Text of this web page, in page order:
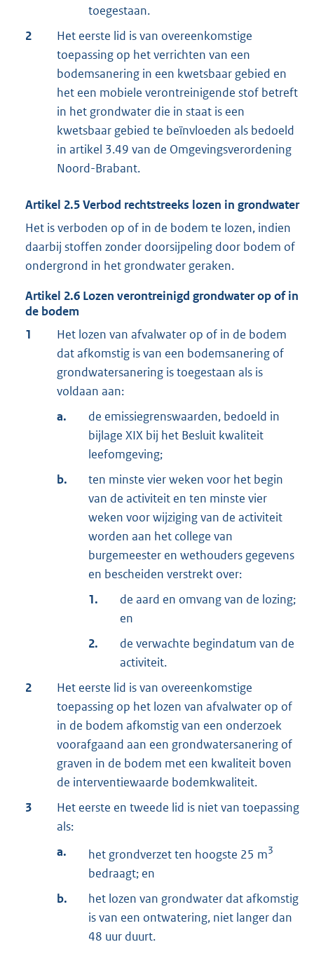
toegestaan.
2
Het eerste lid is van overeenkomstige
toepassing op het verrichten van een
bodemsanering in een kwetsbaar gebied en
het een mobiele verontreinigende stof betreft
in het grondwater die in staat is een
kwetsbaar gebied te beïnvloeden als bedoeld
in artikel 3.49 van de Omgevingsverordening
Noord-Brabant.
Artikel 2.5Verbod rechtstreeks lozen in grondwater
Het is verboden op of in de bodem te lozen, indien
daarbij stoffen zonder doorsijpeling door bodem of
ondergrond in het grondwater geraken.
Artikel 2.6 Lozen verontreinigd grondwater op of in
de bodem
1
Het lozen van afvalwater op of in de bodem
dat afkomstig is van een bodemsanering of
grondwatersanering is toegestaan als is
voldaan aan:
a.
de emissiegrenswaarden, bedoeld in
bijlage XIX bij het Besluit kwaliteit
leefomgeving;
b.
ten minste vier weken voor het begin
van de activiteit en ten minste vier
weken voor wijziging van de activiteit
worden aan het college van
burgemeester en wethouders gegevens
en bescheiden verstrekt over:
1.
de aard en omvang van de lozing;
en
2.
de verwachte begindatum van de
activiteit.
2
Het eerste lid is van overeenkomstige
toepassing op het lozen van afvalwater op of
in de bodem afkomstig van een onderzoek
voorafgaand aan een grondwatersanering of
graven in de bodem met een kwaliteit boven
de interventiewaarde bodemkwaliteit.
3
Het eerste en tweede lid is niet van toepassing
als:
a.
het grondverzet ten hoogste 25 m3
bedraagt; en
b.
het lozen van grondwater dat afkomstig
is van een ontwatering, niet langer dan
48 uur duurt.